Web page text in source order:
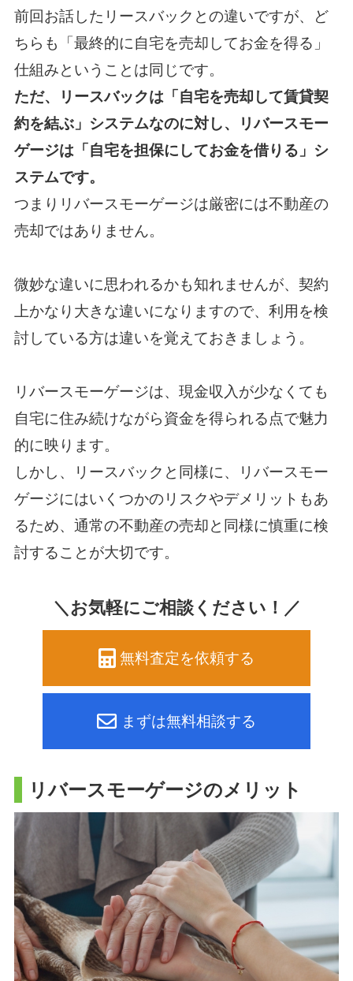
前回お話したリースバックとの違いですが、
ど
ちらも「最終的に自宅を売却してお金を得る」
仕組みということは同じです。
ただ、リースバックは「自宅を売却して賃貸契
約を結ぶ」システムなのに対し、
リバースモー
ゲージは「自宅を担保にしてお金を借りる」シ
ステムです。
つまりリバースモーゲージは厳密には不動産の
売却ではありません。
微妙な違いに思われるかも知れませんが、契約
上かなり大きな違いになりますので、 利用を検
討している方は違いを覚えておきましょう。
リバースモーゲージは、現金収入が少なくても
自宅に住み続けながら資金を得られる点で魅力
的に映ります。
しかし、リースバックと同様に、リバースモー
ゲージにはいくつかのリスクやデメリットもあ
るため、 通常の不動産の売却と同様に慎重に検
討することが大切です。
＼お気軽にご相談ください！／
無料査定を依頼する
まずは無料相談する
リバースモーゲージのメリット